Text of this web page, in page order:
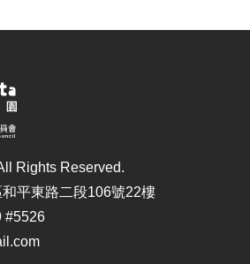
Rights Reserved.
平東路二段106號22樓
#5526